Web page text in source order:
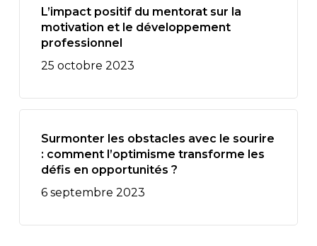
L’impact positif du mentorat sur la
motivation et le développement
professionnel
25 octobre 2023
Surmonter les obstacles avec le sourire
: comment l’optimisme transforme les
défis en opportunités ?
6 septembre 2023